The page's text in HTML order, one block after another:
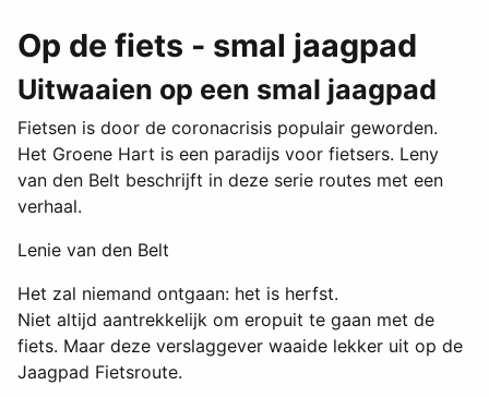
Op de fiets - smal jaagpad
Uitwaaien op een smal jaagpad
Fietsen is door de coronacrisis populair geworden.
Het Groene Hart is een paradijs voor fietsers. Leny
van den Belt beschrijft in deze serie routes met een
verhaal.
Lenie van den Belt
Het zal niemand ontgaan: het is herfst.
Niet altijd aantrekkelijk om eropuit te gaan met de
fiets. Maar deze verslaggever waaide lekker uit op de
Jaagpad Fietsroute.